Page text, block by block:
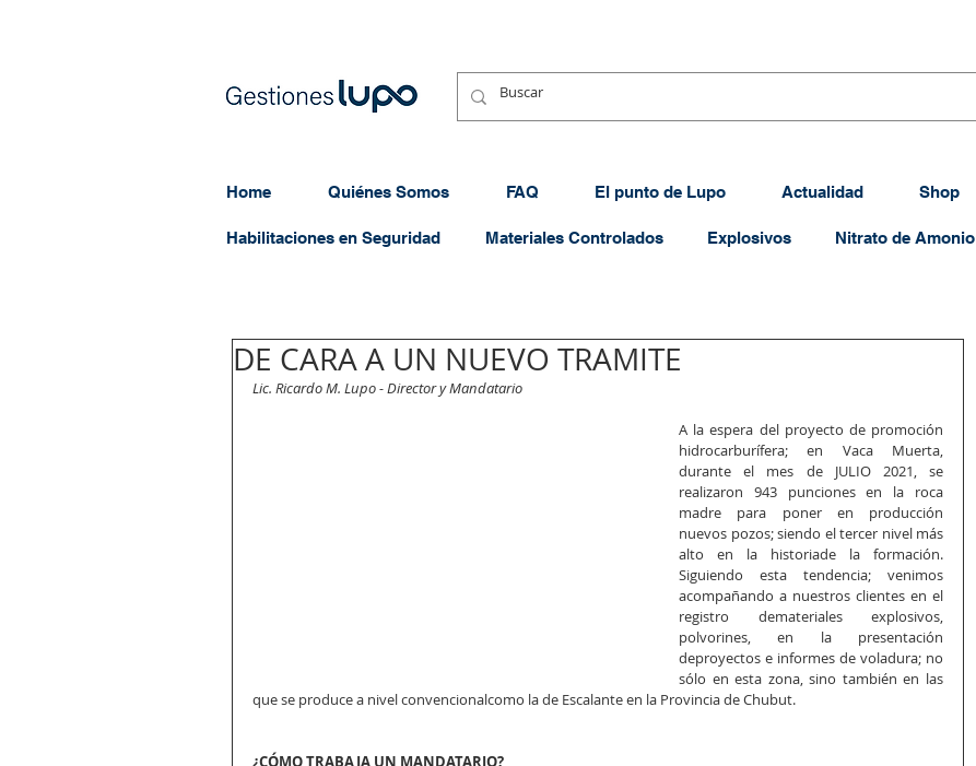
Home Quiénes Somos FAQ El punto de Lupo Actualidad Shop
Habilitaciones en Seguridad Materiales Controlados Explosivos Nitrato de Amonio
DE CARA A UN NUEVO TRAMITE
Lic. Ricardo M. Lupo - Director y Mandatario
A la espera del proyecto de promoción
hidrocarburífera; en Vaca Muerta,
durante el mes de JULIO 2021, se
realizaron 943 punciones en la roca
madre para poner en producción
nuevos pozos; siendo el tercer nivel más
alto en la historiade la formación.
Siguiendo esta tendencia; venimos
acompañando a nuestros clientes en el
registro demateriales explosivos,
polvorines, en la presentación
deproyectos e informes de voladura; no
sólo en esta zona, sino también en las
que se produce a nivel convencionalcomo la de Escalante en la Provincia de Chubut.
¿CÓMO TRABAJA UN MANDATARIO?